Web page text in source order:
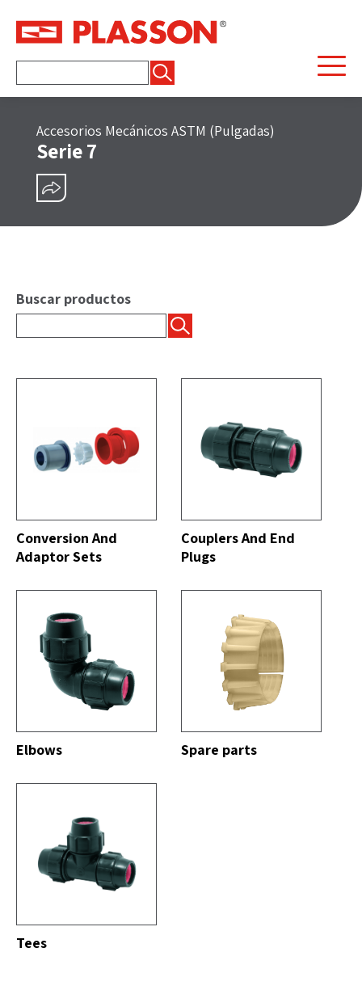
Accesorios Mecánicos ASTM (Pulgadas)
Serie 7
Buscar productos
Conversion And
Adaptor Sets
Couplers And End
Plugs
Elbows Spare parts
Tees